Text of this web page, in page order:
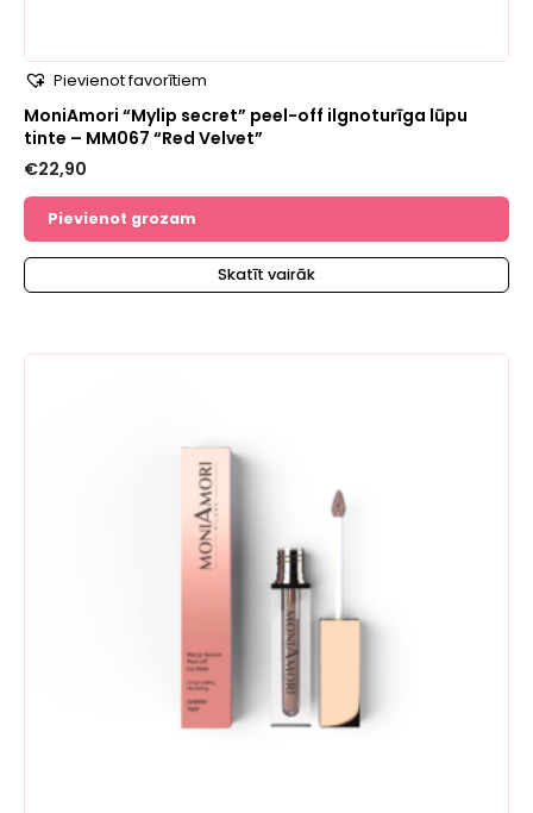
Pievienot favorītiem
MoniAmori “Mylip secret” peel-off ilgnoturīga lūpu
tinte – MM067 “Red Velvet”
€22,90
Pievienot grozam
Skatīt vairāk